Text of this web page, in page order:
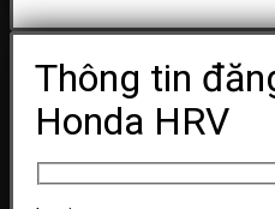
Thông tin
Honda HRV